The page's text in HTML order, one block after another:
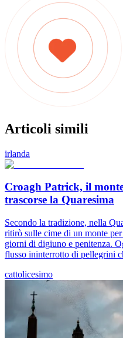
Articoli simili
irlanda
Croagh Patrick, il
trascorse la Quaresima
Secondo la tradizione, nella
ritirò sulle cime di un monte
giorni di digiuno e penitenza.
flusso ininterrotto di pellegrini
cattolicesimo